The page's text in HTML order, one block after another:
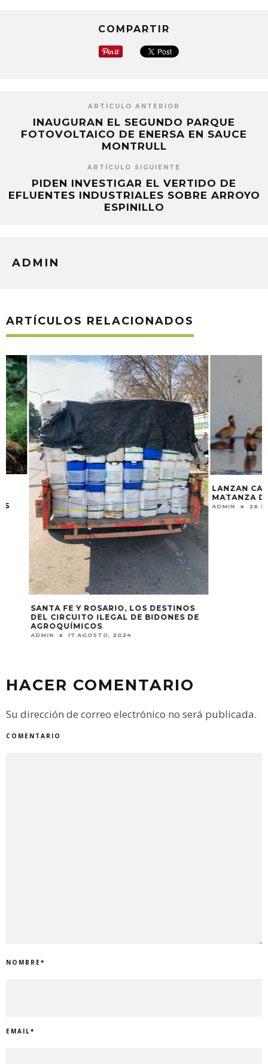
COMPARTIR
ARTÍCULO ANTERIOR
INAUGURAN EL SEGUNDO PARQUE
FOTOVOLTAICO DE ENERSA EN SAUCE
MONTRULL
ARTÍCULO SIGUIENTE
PIDEN INVESTIGAR EL VERTIDO DE
EFLUENTES INDUSTRIALES SOBRE ARROYO
ESPINILLO
ADMIN
ARTÍCULOS RELACIONADOS
SANTA FE Y ROSARIO, LOS DESTINOS
DEL CIRCUITO ILEGAL DE BIDONES DE
AGROQUÍMICOS
ADMIN 17 AGOSTO, 2024
LANZAN
MATANZA DE
ADMIN 26 MAYO,
HACER COMENTARIO
Su dirección de correo electrónico no será publicada.
COMENTARIO
NOMBRE*
EMAIL*